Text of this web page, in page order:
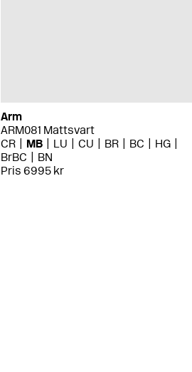
Arm
ARM081 Mattsvart
CR
MB LU CU BR BC
HG
BrBC
BN
Pris 6995 kr